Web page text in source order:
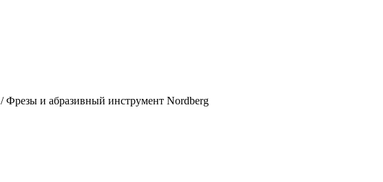
/ Фрезы и абразивный инструмент Nordberg